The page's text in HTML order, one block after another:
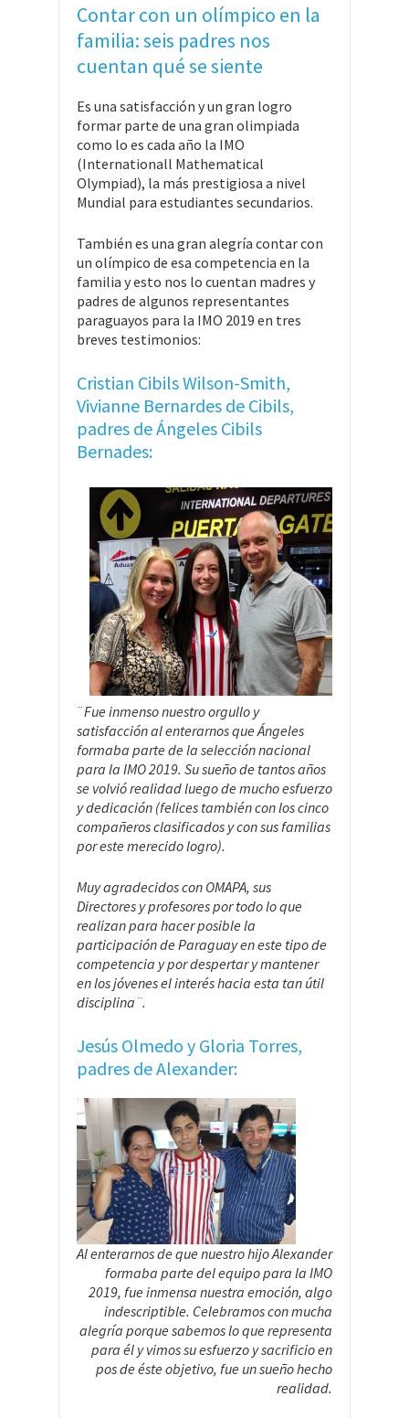
Contar con un olímpico en la
familia: seis padres nos
cuentan qué se siente
Es una satisfacción y un gran logro
formar parte de una gran olimpiada
como lo es cada año la IMO
(Internationall Mathematical
Olympiad), la más prestigiosa a nivel
Mundial para estudiantes secundarios.
También es una gran alegría contar con
un olímpico de esa competencia en la
familia y esto nos lo cuentan madres y
padres de algunos representantes
paraguayos para la IMO 2019 en tres
breves testimonios:
Cristian Cibils Wilson-Smith,
Vivianne Bernardes de Cibils,
padres de Ángeles Cibils
Bernades:
¨Fue inmenso nuestro orgullo y
satisfacción al enterarnos que Ángeles
formaba parte de la selección nacional
para la IMO 2019. Su sueño de tantos años
se volvió realidad luego de mucho esfuerzo
y dedicación (felices también con los cinco
compañeros clasificados y con sus familias
por este merecido logro).
Muy agradecidos con OMAPA, sus
Directores y profesores por todo lo que
realizan para hacer posible la
participación de Paraguay en este tipo de
competencia y por despertar y mantener
en los jóvenes el interés hacia esta tan útil
disciplina¨.
Jesús Olmedo y Gloria Torres,
padres de Alexander:
Al enterarnos de que nuestro hijo Alexander
formaba parte del equipo para la IMO
2019, fue inmensa nuestra emoción, algo
indescriptible. Celebramos con mucha
alegría porque sabemos lo que representa
para él y vimos su esfuerzo y sacrificio en
pos de éste objetivo, fue un sueño hecho
realidad.